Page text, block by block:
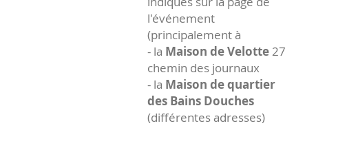
l'événement
(principalement à
- la Maison de Velotte27
chemin des journaux
- la Maison de quartier
des Bains Douches
(différentes adresses)